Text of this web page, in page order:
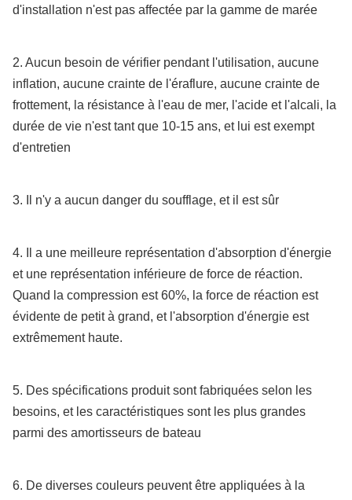
1200×2000L
1200×2400L
Ø
1350×2500L
1350 2500 463 145
1700×3000L
2000×3500L
2000 4000 1110
Ø
2200
Ø
2500×4000L
2500 4000 1386
Ø
2500 5000
Ø
3000 5000 2050
d'installation n'est pas affectée par la gamme de marée
2. Aucun besoin de vérifier pendant l'utilisation, aucune
inflation, aucune crainte de l'éraflure, aucune crainte de
frottement, la résistance à l'eau de mer, l'acide et l'alcali, la
durée de vie n'est tant que 10-15 ans, et lui est exempt
d'entretien
3. Il n'y a aucun danger du soufflage, et il est sûr
4. Il a une meilleure représentation d'absorption d'énergie
et une représentation inférieure de force de réaction.
Quand la compression est 60%, la force de réaction est
évidente de petit à grand, et l'absorption d'énergie est
extrêmement haute.
5. Des spécifications produit sont fabriquées selon les
besoins, et les caractéristiques sont les plus grandes
parmi des amortisseurs de bateau
6. De diverses couleurs peuvent être appliquées à la